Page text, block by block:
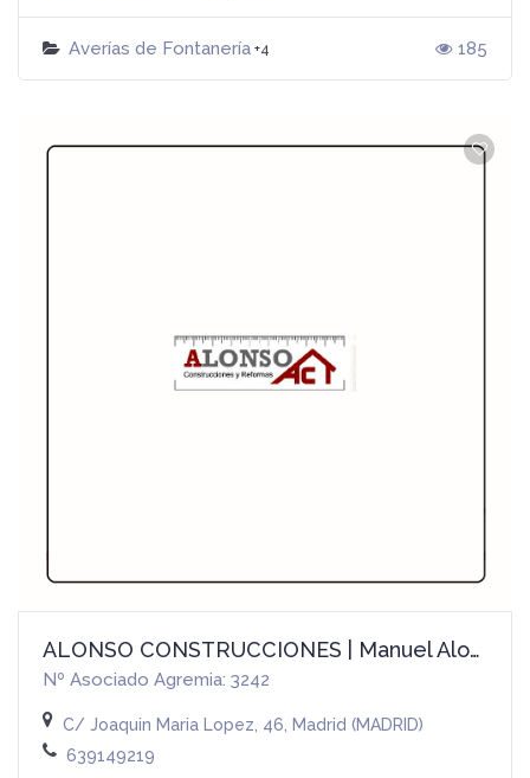
Averías de Fontanería +4 185
ALONSO CONSTRUCCIONES | Manuel Alonso González
Nº Asociado Agremia: 3242
C/ Joaquin Maria Lopez, 46, Madrid (MADRID)
639149219